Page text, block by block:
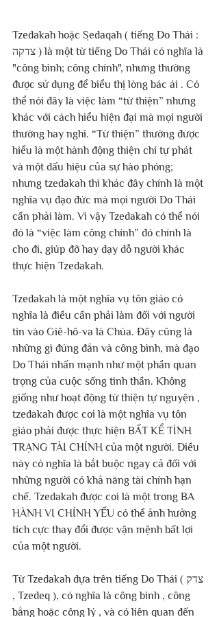
Tzedakah hoặc Ṣedaqah ( tiếng Do Thái :
צדקה ) là một từ tiếng Do Thái có nghĩa là
"công bình; công chính", nhưng thường
được sử dụng để biểu thị lòng bác ái . Có
thể nói đây là việc làm “từ thiện” nhưng
khác với cách hiểu hiện đại mà mọi người
thường hay nghĩ. “Từ thiện” thường được
hiểu là một hành động thiện chí tự phát
và một dấu hiệu của sự hào phóng;
nhưng tzedakah thì khác đây chính là một
nghĩa vụ đạo đức mà mọi người Do Thái
cần phải làm. Vì vậy Tzedakah có thể nói
đó là “việc làm công chính” đó chính là
cho đi, giúp đỡ hay dạy dỗ người khác
thực hiện Tzedakah.
Tzedakah là một nghĩa vụ tôn giáo có
nghĩa là điều cần phải làm đối với người
tin vào Giê-hô-va là Chúa. Đây cũng là
những gì đúng đắn và công bình, mà đạo
Do Thái nhấn mạnh như một phần quan
trọng của cuộc sống tinh thần. Không
giống như hoạt động từ thiện tự nguyện ,
tzedakah được coi là một nghĩa vụ tôn
giáo phải được thực hiện BẤT KỂ TÌNH
TRẠNG TÀI CHÍNH của một người. Điều
này có nghĩa là bắt buộc ngay cả đối với
những người có khả năng tài chính hạn
chế. Tzedakah được coi là một trong BA
HÀNH VI CHÍNH YẾU có thể ảnh hưởng
tích cực thay đổi được vận mệnh bất lợi
của một người.
Từ Tzedakah dựa trên tiếng Do Thái ( צדק
, Tzedeq ), có nghĩa là công bình , công
bằng hoặc công lý , và có liên quan đến